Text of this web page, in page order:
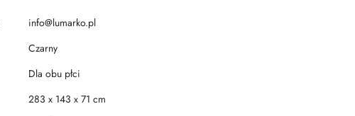
info@lumarko.pl
Czarny
Dla obu płci
283 x 143 x 71 cm